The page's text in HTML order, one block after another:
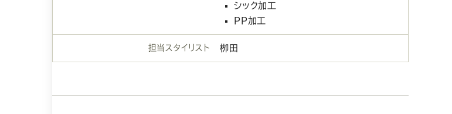
シック加工
ＰＰ加工
担当スタイリスト 栁田